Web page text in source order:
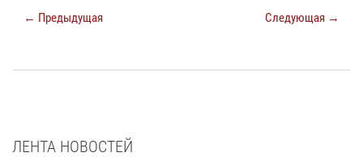
← Предыдущая Следующая →
ЛЕНТА НОВОСТЕЙ